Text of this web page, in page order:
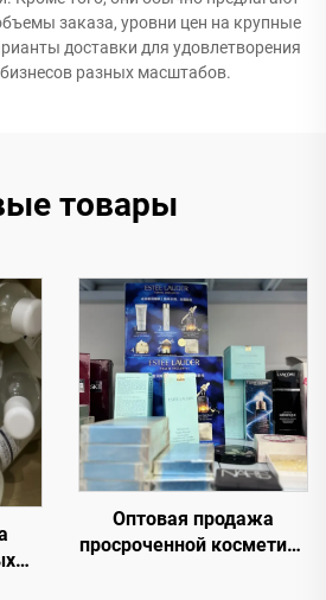
заказа, уровни цен на крупные
доставки для удовлетворения
разных масштабов.
товары
Оптовая продажа
просроченной косметики